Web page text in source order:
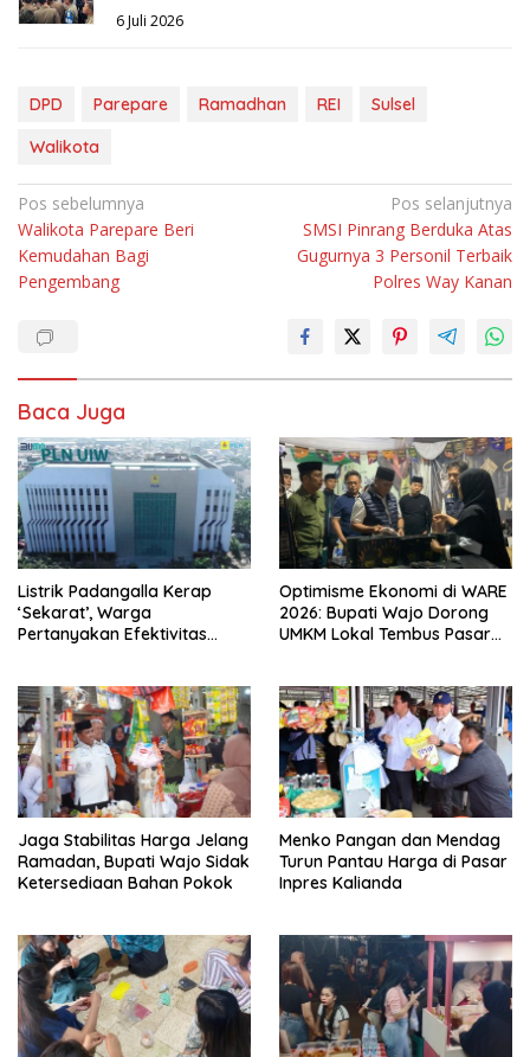
6 Juli 2026
DPD Parepare Ramadhan REI
Sulsel
Walikota
Navigasi
pos
Pos sebelumnya
Walikota Parepare Beri
Kemudahan Bagi
Pengembang
Pos selanjutnya
SMSI Pinrang Berduka Atas
Gugurnya 3 Personil Terbaik
Polres Way Kanan
Baca Juga
Listrik Padangalla Kerap
‘Sekarat’, Warga
Pertanyakan Efektivitas
Optimisme Ekonomi di WARE
2026: Bupati Wajo Dorong
UMKM Lokal Tembus Pasar
Jaga Stabilitas Harga Jelang
Ramadan, Bupati Wajo Sidak
Ketersediaan Bahan Pokok
Menko Pangan dan Mendag
Turun Pantau Harga di Pasar
Inpres Kalianda